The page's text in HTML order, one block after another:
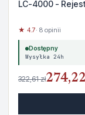
LC-4000 -
★ 4.7· 8 opinii
Dostępny
Wysyłka 24h
322,61 zł274,22